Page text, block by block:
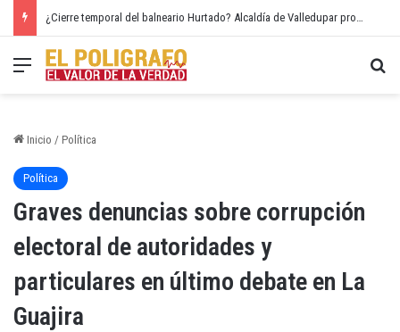
¿Cierre temporal del balneario Hurtado? Alcaldía de Valledupar propone recuperar el río Guatapurí
Menú
Inicio / Política
Política
Graves denuncias sobre corrupción
electoral de autoridades y
particulares en último debate en La
Guajira